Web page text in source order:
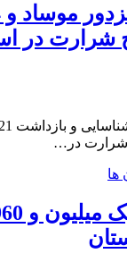
شرارت در
شرارت در…
ها